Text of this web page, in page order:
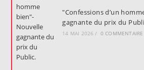
"Confessions d’un
gagnante du prix du
14 MAI 2026 / 0 COMMENTAIRE